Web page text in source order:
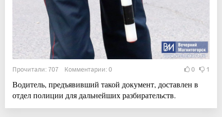
Прочитали: 707 Комментарии: 0 0 1
Водитель, предъявивший такой документ, доставлен в
отдел полиции для дальнейших разбирательств.